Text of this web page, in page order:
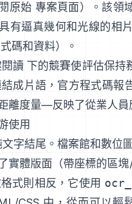
原始 專案頁面）。該領
有逼真幾何和光線的相
碼和資料）。
讀 下的競賽使評估保持
成片語，官方程式碼報
離度量—反映了從業人員
使用
字結尾。檔案館和數位
實體版面（帶座標的區
式則相反，它使用